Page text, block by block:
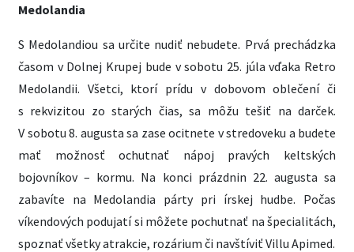
Medolandia
S Medolandiou sa určite nudiť nebudete. Prvá prechádzka
časom v Dolnej Krupej bude v sobotu 25. júla vďaka Retro
Medolandii. Všetci, ktorí prídu v dobovom oblečení či
s rekvizitou zo starých čias, sa môžu tešiť na darček.
V sobotu 8. augusta sa zase ocitnete v stredoveku a budete
mať možnosť ochutnať nápoj pravých keltských
bojovníkov – kormu. Na konci prázdnin 22. augusta sa
zabavíte na Medolandia párty pri írskej hudbe. Počas
víkendových podujatí si môžete pochutnať na špecialitách,
spoznať všetky atrakcie, rozárium či navštíviť Villu Apimed.